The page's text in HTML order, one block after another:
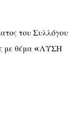
του Συλλόγου
με θέμα «ΛΥΣΗ